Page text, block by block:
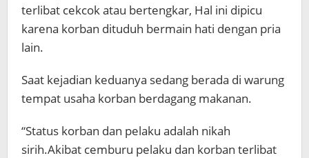
terlibat cekcok atau bertengkar, Hal ini dipicu
karena korban dituduh bermain hati dengan pria
lain.
Saat kejadian keduanya sedang berada di warung
tempat usaha korban berdagang makanan.
“Status korban dan pelaku adalah nikah
sirih.Akibat cemburu pelaku dan korban terlibat